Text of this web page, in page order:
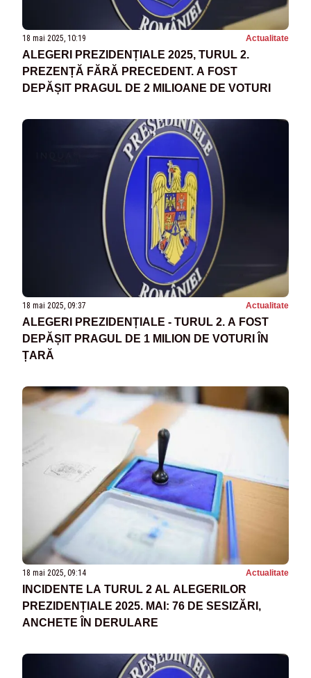
18 mai 2025, 10:19 Actualitate
ALEGERI PREZIDENȚIALE 2025, TURUL 2.
PREZENȚĂ FĂRĂ PRECEDENT. A FOST
DEPĂȘIT PRAGUL DE 2 MILIOANE DE VOTURI
18 mai 2025, 09:37 Actualitate
ALEGERI PREZIDENȚIALE - TURUL 2. A FOST
DEPĂȘIT PRAGUL DE 1 MILION DE VOTURI ÎN
ȚARĂ
18 mai 2025, 09:14 Actualitate
INCIDENTE LA TURUL 2 AL ALEGERILOR
PREZIDENȚIALE 2025. MAI: 76 DE SESIZĂRI,
ANCHETE ÎN DERULARE